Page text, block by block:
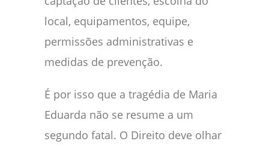
local, equipamentos, equipe,
permissões administrativas e
medidas de prevenção.
É por isso que a tragédia de Maria
Eduarda não se resume a um
segundo fatal. O Direito deve olhar